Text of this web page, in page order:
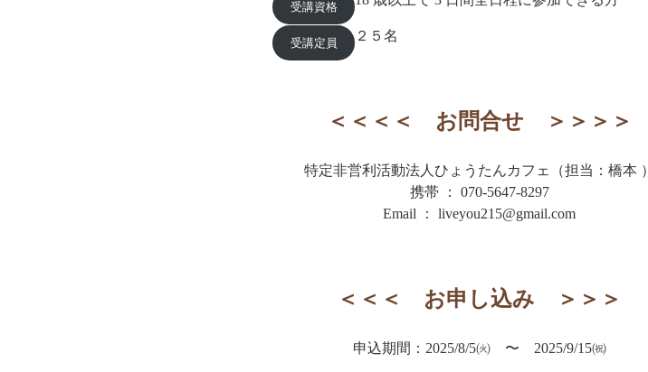
受講資格
受講定員 ２５名
＜＜＜＜ お問合せ ＞＞＞＞
特定非営利活動法人ひょうたんカフェ（担当：橋本 ）
携帯 ： 070-5647-8297
Email ： liveyou215@gmail.com
＜＜＜ お申し込み ＞＞＞
申込期間：2025/8/5㈫ 〜 2025/9/15㈷